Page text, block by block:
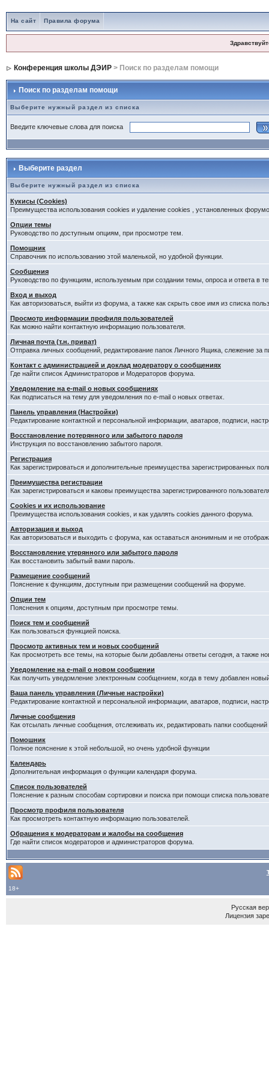
На сайт Правила форума
Конференция школы ДЭИР> Поиск по разделам помощи
Поиск по разделам помощи
Выберите нужный раздел из списка
Введите ключевые слова для поиска
Выберите раздел
Выберите нужный раздел из списка
Кукисы (Cookies)
Преимущества использования cookies и удаление cookies , установленных
Опции темы
Руководство по доступным опциям, при просмотре тем.
Помощник
Справочник по использованию этой маленькой, но удобной функции.
Сообщения
Руководство по функциям, используемым при создании темы, опроса и ответа в
Вход и выход
Как авторизоваться, выйти из форума, а также как скрыть свое имя из списка
Просмотр информации профиля пользователей
Как можно найти контактную информацию пользователя.
Личная почта (т.н. приват)
Отправка личных сообщений, редактирование папок Личного Ящика, слежение за
Контакт с администрацией и доклад модератору о сообщениях
Где найти список Администраторов и Модераторов форума.
Уведомление на e-mail о новых сообщениях
Как подписаться на тему для уведомления по e-mail о новых ответах.
Панель управления (Настройки)
Редактирование контактной и персональной информации, аватаров, подписи,
Восстановление потерянного или забытого пароля
Инструкция по восстановлению забытого пароля.
Регистрация
Как зарегистрироваться и дополнительные преимущества зарегистрированных
Преимущества регистрации
Как зарегистрироваться и каковы преимущества зарегистрированного
Cookies и их использование
Преимущества использования cookies, и как удалять cookies данного форума.
Авторизация и выход
Как авторизоваться и выходить с форума, как оставаться анонимным и не
Восстановление утерянного или забытого пароля
Как восстановить забытый вами пароль.
Размещение сообщений
Пояснение к функциям, доступным при размещении сообщений на форуме.
Опции тем
Пояснения к опциям, доступным при просмотре темы.
Поиск тем и сообщений
Как пользоваться функцией поиска.
Просмотр активных тем и новых сообщений
Как просмотреть все темы, на которые были добавлены ответы сегодня, а также
Уведомление на е-mail о новом сообщении
Как получить уведомление электронным сообщением, когда в тему добавлен
Ваша панель управления (Личные настройки)
Редактирование контактной и персональной информации, аватаров, подписи,
Личные сообщения
Как отсылать личные сообщения, отслеживать их, редактировать папки
Помошник
Полное пояснение к этой небольшой, но очень удобной функции
Календарь
Дополнительная информация о функции календаря форума.
Список пользователей
Пояснение к разным способам сортировки и поиска при помощи списка
Просмотр профиля пользователя
Как просмотреть контактную информацию пользователей.
Обращения к модераторам и жалобы на сообщения
Где найти список модераторов и администраторов форума.
18+
Русская
Лицензия